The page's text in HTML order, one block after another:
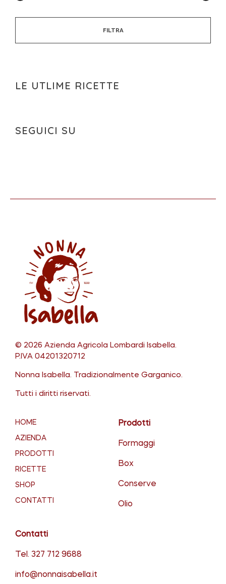
FILTRA
LE UTLIME RICETTE
SEGUICI SU
© 2026 Azienda Agricola Lombardi Isabella.
P.IVA 04201320712
Nonna Isabella. Tradizionalmente Garganico.
Tutti i diritti riservati.
HOME
AZIENDA
PRODOTTI
RICETTE
SHOP
CONTATTI
Prodotti
Formaggi
Box
Conserve
Olio
Contatti
Tel. 327 712 9688
info@nonnaisabella.it